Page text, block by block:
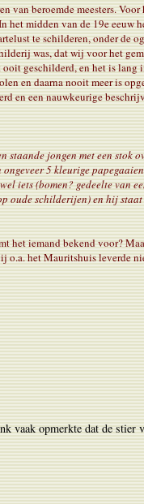
van beroemde meesters.
het midden van de 19e eeuw
te schilderen, onder de
was, dat wij voor het
geschilderd, en het is
en daarna nooit meer is
en een nauwkeurige
staande jongen met een stok
5 kleurige
iets (bomen? gedeelte van
oude schilderijen) en hij
iemand bekend voor?
het Mauritshuis leverde
vaak opmerkte dat de stier